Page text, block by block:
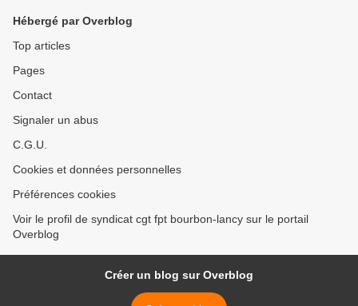
Hébergé par Overblog
Top articles
Pages
Contact
Signaler un abus
C.G.U.
Cookies et données personnelles
Préférences cookies
Voir le profil de syndicat cgt fpt bourbon-lancy sur le portail
Overblog
Créer un blog sur Overblog